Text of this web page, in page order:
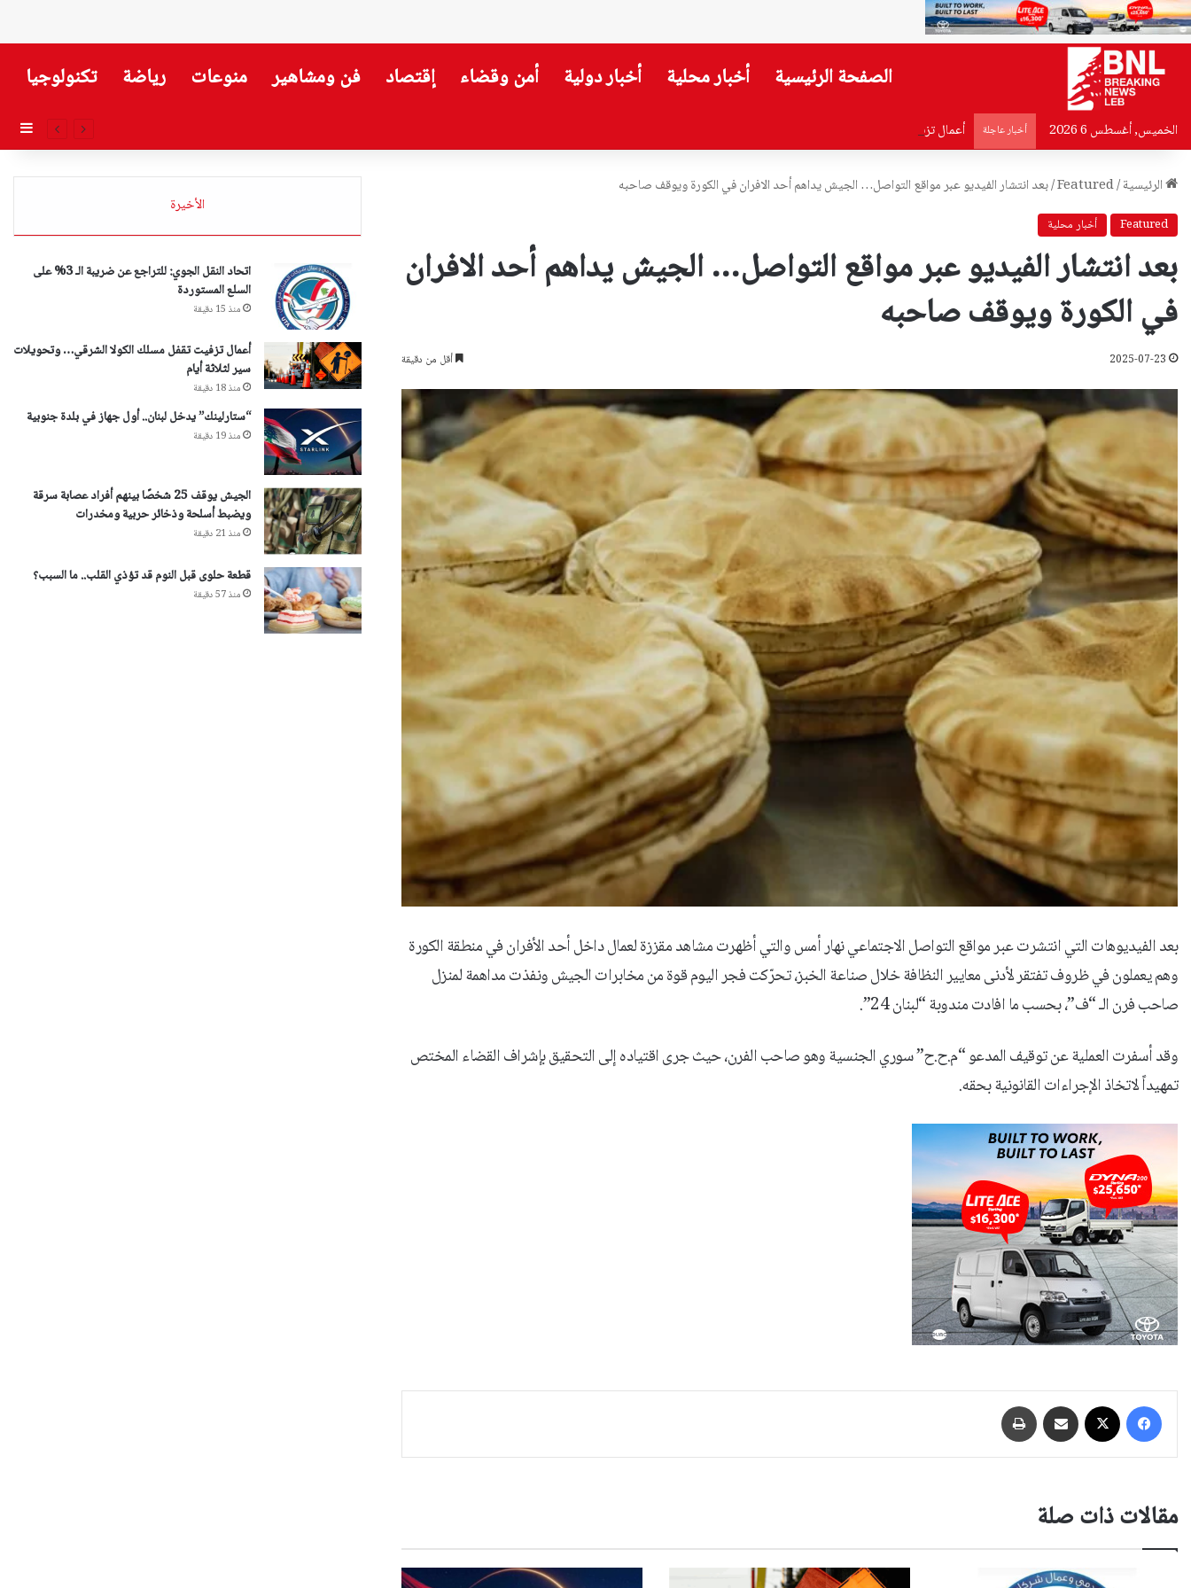
الصفحة الرئيسية أخبار محلية أخبار دولية أمن وقضاء إقتصاد فن ومشاهير منوعات رياضة تكنولوجيا
الخميس, أغسطس 6 2026 أخبار عاجلة أعمال تزفيت تقفل مسلك الكولا الشرقي… وتحويلات سير لثلاثة أيام
الرئيسية/
Featured
/بعد انتشار الفيديو عبر مواقع التواصل… الجيش يداهم أحد الافران في الكورة ويوقف صاحبه
Featured أخبار محلية
بعد انتشار الفيديو عبر مواقع التواصل… الجيش يداهم أحد الافران
في الكورة ويوقف صاحبه
2025-07-23 أقل من دقيقة
بعد الفيديوهات التي انتشرت عبر مواقع التواصل الاجتماعي نهار أمس والتي أظهرت مشاهد مقززة لعمال داخل أحد الأفران في منطقة الكورة
وهم يعملون في ظروف تفتقر لأدنى معايير النظافة خلال صناعة الخبز، تحرّكت فجر اليوم قوة من مخابرات الجيش ونفذت مداهمة لمنزل
صاحب فرن الـ “ف”، بحسب ما افادت مندوبة “لبنان 24”.
وقد أسفرت العملية عن توقيف المدعو “م.ح.ح” سوري الجنسية وهو صاحب الفرن، حيث جرى اقتياده إلى التحقيق بإشراف القضاء المختص
تمهيداً لاتخاذ الإجراءات القانونية بحقه.
فيسبوك مشاركة عبر البريد
مقالات ذات صلة
الأخيرة
اتحاد النقل الجوي: للتراجع عن ضريبة الـ 3% على
السلع المستوردة
منذ 15 دقيقة
أعمال تزفيت تقفل مسلك الكولا الشرقي… وتحويلات
سير لثلاثة أيام
منذ 18 دقيقة
“ستارلينك” يدخل لبنان.. أول جهاز في بلدة جنوبية
منذ 19 دقيقة
الجيش يوقف 25 شخصًا بينهم أفراد عصابة سرقة
ويضبط أسلحة وذخائر حربية ومخدرات
منذ 21 دقيقة
قطعة حلوى قبل النوم قد تؤذي القلب.. ما السبب؟
منذ 57 دقيقة